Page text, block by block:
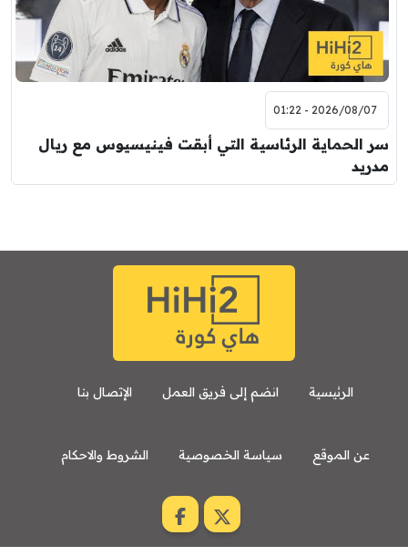
2026/08/07 - 01:22
سر الحماية الرئاسية التي أبقت فينيسيوس مع ريال
مدريد
الرئيسية انضم إلى فريق العمل الإتصال بنا
عن الموقع سياسة الخصوصية الشروط والاحكام